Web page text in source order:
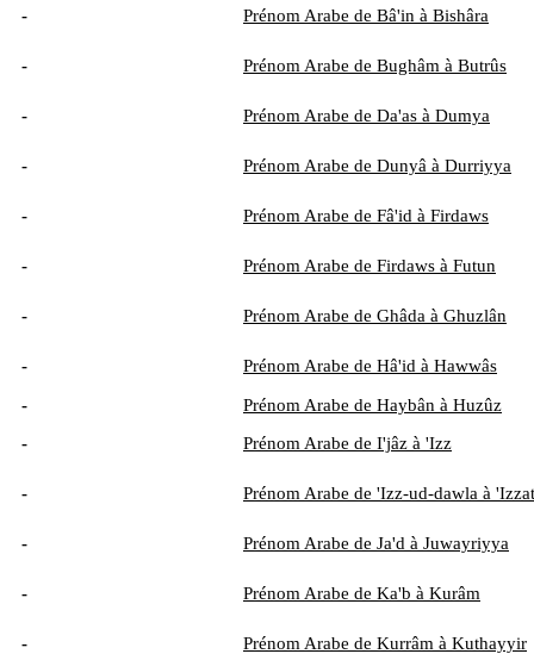
- Prénom Arabe de Bâ'in à Bishâra
- Prénom Arabe de Bughâm à Butrûs
- Prénom Arabe de Da'as à Dumya
- Prénom Arabe de Dunyâ à Durriyya
- Prénom Arabe de Fâ'id à Firdaws
- Prénom Arabe de Firdaws à Futun
- Prénom Arabe de Ghâda à Ghuzlân
- Prénom Arabe de Hâ'id à Hawwâs
-
Prénom Arabe de Haybân à Huzûz
-
Prénom Arabe de I'jâz à 'Izz
- Prénom Arabe de 'Izz-ud-dawla à 'Izzat
- Prénom Arabe de Ja'd à Juwayriyya
- Prénom Arabe de Ka'b à Kurâm
- Prénom Arabe de Kurrâm à Kuthayyir